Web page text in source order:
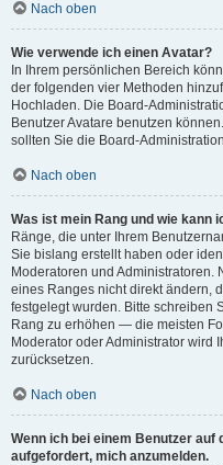
Nach oben
Wie verwende ich einen Avatar?
In Ihrem persönlichen Bereich
der folgenden vier Methoden
Hochladen. Die Board-
Benutzer Avatare benutzen
sollten Sie die Board-
Nach oben
Was ist mein Rang und wie kann
Ränge, die unter Ihrem
Sie bislang erstellt haben oder
Moderatoren und
eines Ranges nicht direkt ändern,
festgelegt wurden. Bitte schreiben
Rang zu erhöhen — die meisten
Moderator oder Administrator wird
zurücksetzen.
Nach oben
Wenn ich bei einem Benutzer auf
aufgefordert, mich anzumelden.